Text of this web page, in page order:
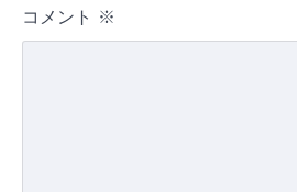
コメント ※